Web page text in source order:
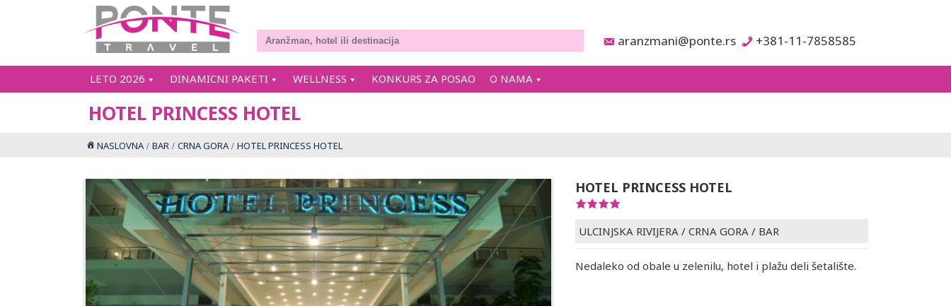
aranzmani@ponte.rs +381-11-7858585
LETO 2026 DINAMICNI PAKETI WELLNESS KONKURS ZA POSAO O NAMA
HOTEL PRINCESS HOTEL
NASLOVNA BAR CRNA GORA HOTEL PRINCESS HOTEL
HOTEL PRINCESS HOTEL
ULCINJSKA RIVIJERA / CRNA GORA / BAR
Nedaleko od obale u zelenilu, hotel i plažu deli šetalište.